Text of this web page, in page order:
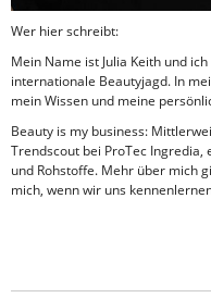
Wer hier schreibt:
Mein Name ist Julia Keith und
internationale Beautyjagd. In
mein Wissen und meine
Beauty is my business:
Trendscout bei ProTec
und Rohstoffe. Mehr über mich
mich, wenn wir uns